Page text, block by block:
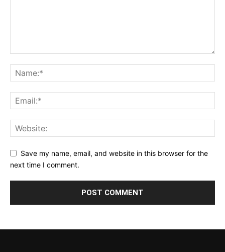
Save my name, email, and website in this browser for the
next time I comment.